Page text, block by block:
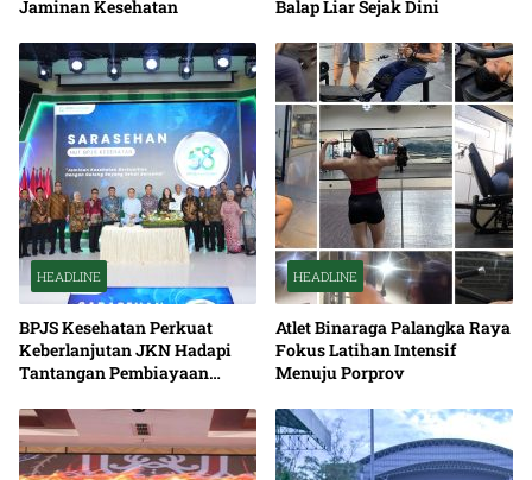
Jaminan Kesehatan Balap Liar Sejak Dini
HEADLINE
BPJS Kesehatan Perkuat
Keberlanjutan JKN Hadapi
Tantangan Pembiayaan
HEADLINE
Atlet Binaraga Palangka Raya
Fokus Latihan Intensif
Menuju Porprov